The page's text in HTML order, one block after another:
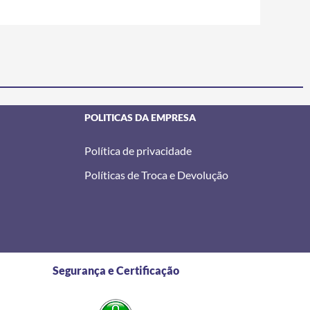
POLITICAS DA EMPRESA
Política de privacidade
Políticas de Troca e Devolução
Segurança e Certificação